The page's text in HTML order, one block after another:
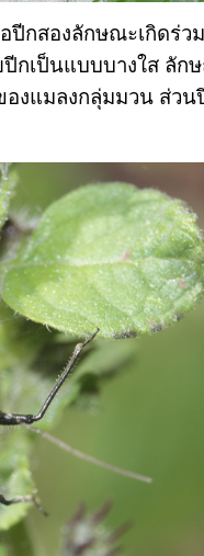
ปีกสองลักษณะเกิดร่ว
กเป็นแบบบางใส ลั
งแมลงกลุ่มมวน ส่วน